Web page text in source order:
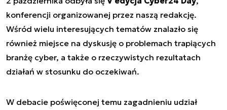
konferencji organizowanej przez naszą redakcję.
Wśród wielu interesujących tematów znalazło się
również miejsce na dyskusję o problemach trapiących
branżę cyber, a także o rzeczywistych rezultatach
działań w stosunku do oczekiwań.
W debacie poświęconej temu zagadnieniu udział